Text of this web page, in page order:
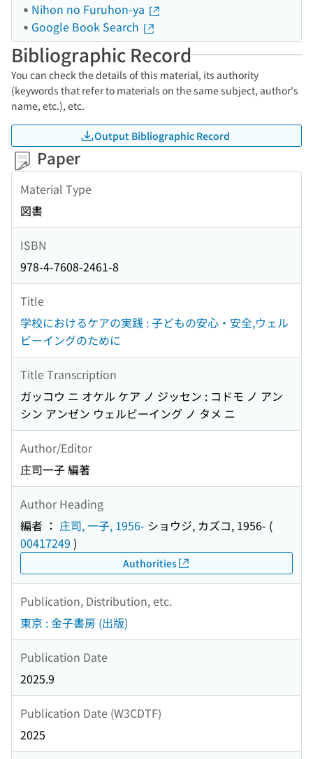
Nihon no Furuhon-ya
Google Book Search
Bibliographic Record
You can check the details of this material, its authority
(keywords that refer to materials on the same subject, author's
name, etc.), etc.
Output Bibliographic Record
Paper
Material Type
図書
ISBN
978-4-7608-2461-8
Title
学校におけるケアの実践 : 子どもの安心・安全,ウェル
ビーイングのために
Title Transcription
ガッコウ ニ オケル ケア ノ ジッセン : コドモ ノ アン
シン アンゼン ウェルビーイング ノ タメ ニ
Author/Editor
庄司一子 編著
Author Heading
編者 ： 庄司, 一子, 1956- ショウジ, カズコ, 1956- (
00417249 )
Authorities
Publication, Distribution, etc.
東京 : 金子書房 (出版)
Publication Date
2025.9
Publication Date (W3CDTF)
2025